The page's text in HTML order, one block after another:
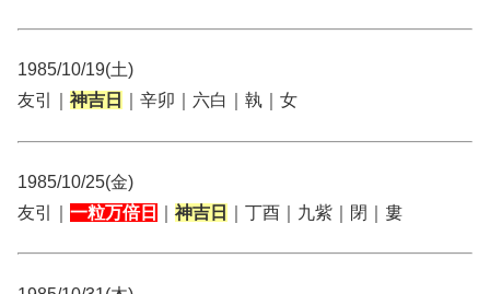
1985/10/19(土)
友引｜ 神吉日 ｜辛卯｜六白｜執｜女
1985/10/25(金)
友引｜ 一粒万倍日 神吉日 ｜丁酉｜九紫｜閉｜婁